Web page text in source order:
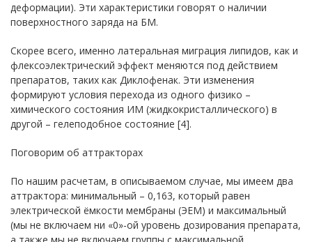
деформации). Эти характеристики говорят о наличии
поверхностного заряда на БМ.
Скорее всего, именно латеральная миграция липидов, как и
флексоэлектрический эффект меняются под действием
препаратов, таких как Диклофенак. Эти изменения
формируют условия перехода из одного физико –
химического состояния ИМ (жидкокристаллического) в
другой – гелеподобное состояние [4].
Поговорим об аттракторах
По нашим расчетам, в описываемом случае, мы имеем два
аттрактора: минимальный – 0,163, который равен
электрической ёмкости мембраны (ЭЕМ) и максимальный
(мы не включаем ни «0»-ой уровень дозирования препарата,